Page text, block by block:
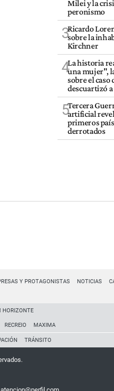
Milei y la
peronismo
3Ricardo
sobre la
Kirchner
4La historia
una mujer",
sobre el caso
descuartizó
5Tercera
artificial
primeros
derrotados
Y PROTAGONISTAS NOTICIAS
HORIZONTE
RECREIO MAXIMA
TRÁNSITO